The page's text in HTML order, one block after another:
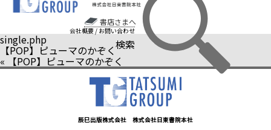
書店さまへ
会社概要 / お問い合わせ
検索
single.php
【POP】ピューマのかぞく
« 【POP】ピューマのかぞく
辰巳出版株式会社 株式会社日東書院本社